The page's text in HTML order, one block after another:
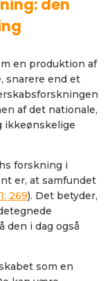
den
en produktion af
snarere end et
af det nationale,
ikkeønskelige
forskning i
er, at samfundet
269). Det betyder,
den i dag også
som en